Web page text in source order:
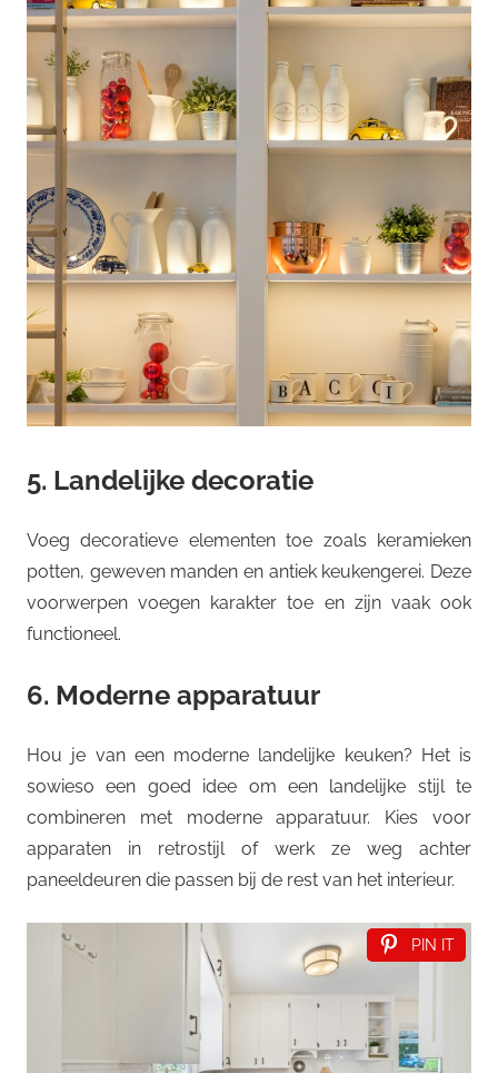
5. Landelijke decoratie
Voeg decoratieve elementen toe zoals keramieken
potten, geweven manden en antiek keukengerei. Deze
voorwerpen voegen karakter toe en zijn vaak ook
functioneel.
6. Moderne apparatuur
Hou je van een moderne landelijke keuken? Het is
sowieso een goed idee om een landelijke stijl te
combineren met moderne apparatuur. Kies voor
apparaten in retrostijl of werk ze weg achter
paneeldeuren die passen bij de rest van het interieur.
PIN IT